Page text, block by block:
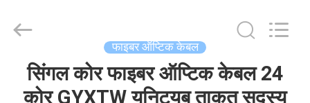
supplier.
Copyright
Shenzhen
फाइबर ऑप्टिक केबल
सिंगल कोर फाइबर ऑप्टिक केबल 24
कोर GYXTW यूनिट्यूब ताकत सदस्य